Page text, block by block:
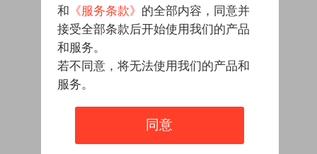
和 《服务条款》 的全部内容，同意并
接受全部条款后开始使用我们的产品
和服务。
若不同意，将无法使用我们的产品和
服务。
同意